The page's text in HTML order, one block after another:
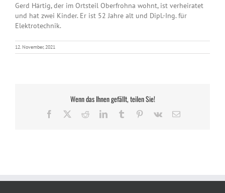
Gerd Härtig, der im Ortsteil Oberfrohna wohnt, ist verheiratet
und hat zwei Kinder. Er ist 52 Jahre alt und Dipl.-Ing. für
Elektrotechnik.
12. November, 2021
Wenn das Ihnen gefällt, teilen Sie!
Facebook RedditLinkedInTumblr Pinterest
Vk
E-